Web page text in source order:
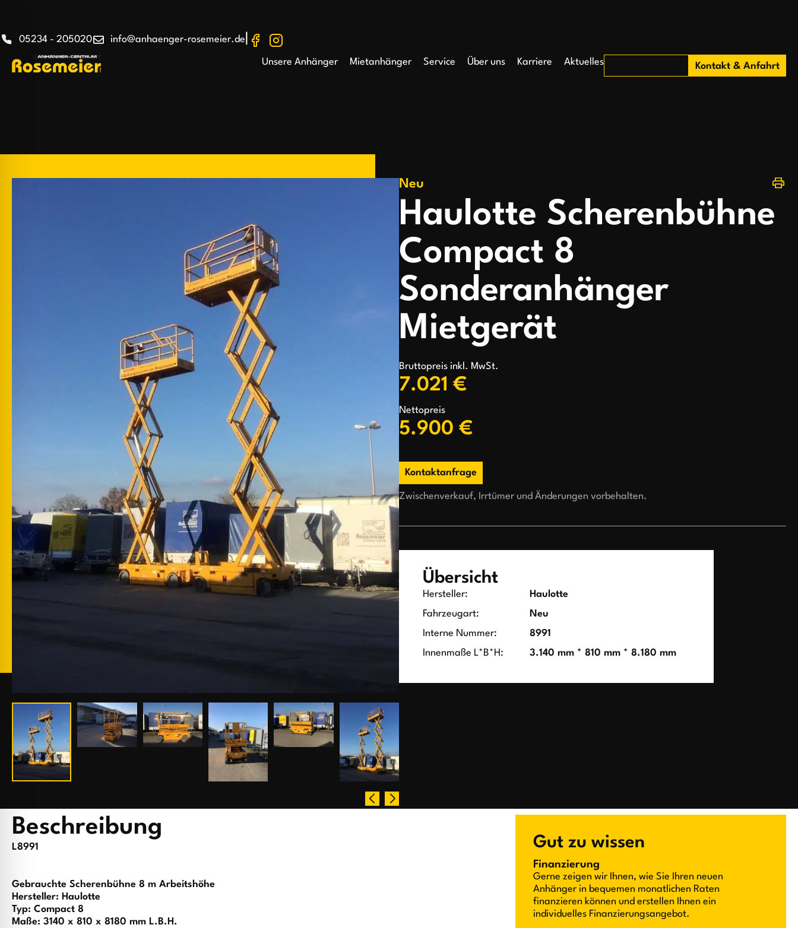
05234 - 205020 info@anhaenger-rosemeier.de
Unsere Anhänger Mietanhänger Service Über uns Karriere Aktuelles Kontakt & Anfahrt
Neu
Haulotte Scherenbühne
Compact 8
Sonderanhänger
Mietgerät
Bruttopreis inkl. MwSt.
7.021 €
Nettopreis
5.900 €
Kontaktanfrage
Zwischenverkauf, Irrtümer und Änderungen vorbehalten.
Übersicht
Hersteller:
Haulotte
Fahrzeugart:
Neu
Interne Nummer:
8991
Innenmaße L*B*H:
3.140 mm * 810 mm * 8.180 mm
Beschreibung
L8991
Gebrauchte Scherenbühne 8 m Arbeitshöhe
Hersteller: Haulotte
Typ: Compact 8
Maße: 3140 x 810 x 8180 mm L.B.H.
Gut zu wissen
Finanzierung
Gerne zeigen wir Ihnen, wie Sie Ihren neuen
Anhänger in bequemen monatlichen Raten
finanzieren können und erstellen Ihnen ein
individuelles Finanzierungsangebot.